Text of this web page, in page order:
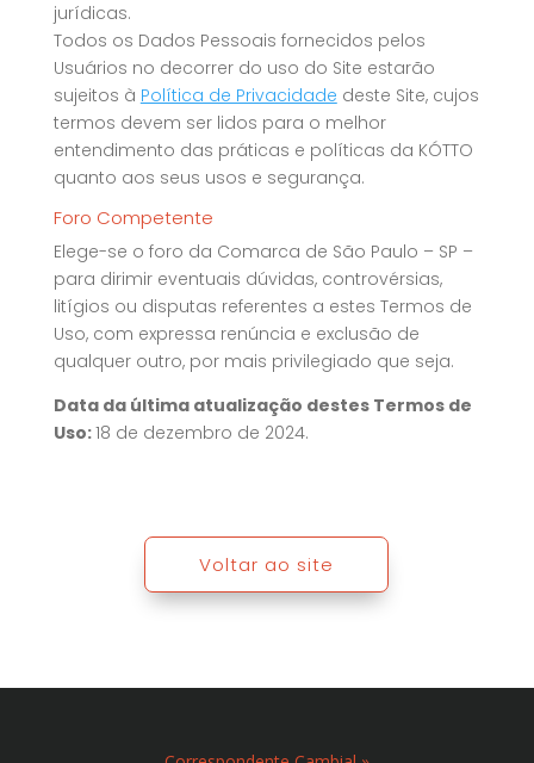
jurídicas.
Todos os Dados Pessoais fornecidos pelos
Usuários no decorrer do uso do Site estarão
sujeitos à Política de Privacidade deste Site, cujos
termos devem ser lidos para o melhor
entendimento das práticas e políticas da KÓTTO
quanto aos seus usos e segurança.
Foro Competente
Elege-se o foro da Comarca de São Paulo – SP –
para dirimir eventuais dúvidas, controvérsias,
litígios ou disputas referentes a estes Termos de
Uso, com expressa renúncia e exclusão de
qualquer outro, por mais privilegiado que seja.
Data da última atualização destes Termos de
Uso:18 de dezembro de 2024.
Voltar ao site